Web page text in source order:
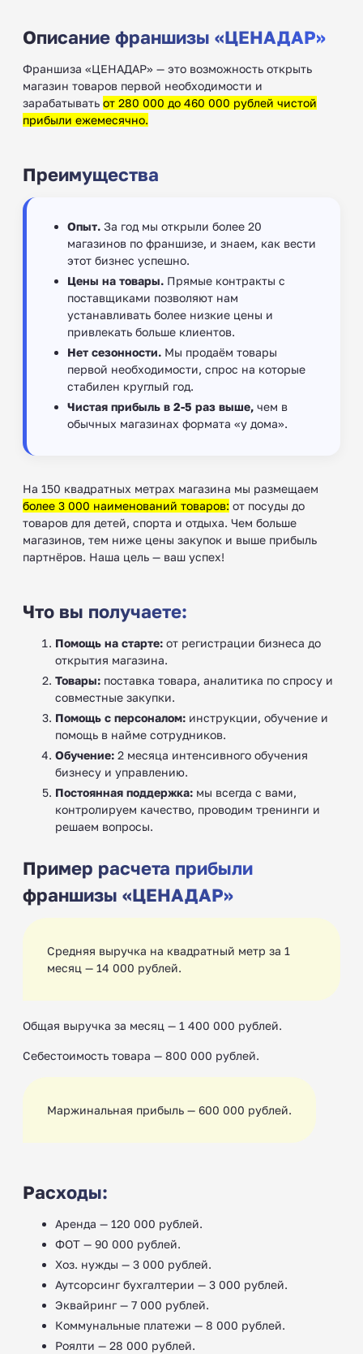
Описание франшизы «ЦЕНАДАР»
Франшиза «ЦЕНАДАР» — это возможность открыть
магазин товаров первой необходимости и
зарабатывать от 280 000 до 460 000 рублей чистой
прибыли ежемесячно.
Преимущества
Опыт. За год мы открыли более 20
магазинов по франшизе, и знаем, как вести
этот бизнес успешно.
Цены на товары. Прямые контракты с
поставщиками позволяют нам
устанавливать более низкие цены и
привлекать больше клиентов.
Нет сезонности. Мы продаём товары
первой необходимости, спрос на которые
стабилен круглый год.
Чистая прибыль в 2-5 раз выше, чем в
обычных магазинах формата «у дома».
На 150 квадратных метрах магазина мы размещаем
более 3 000 наименований товаров: от посуды до
товаров для детей, спорта и отдыха. Чем больше
магазинов, тем ниже цены закупок и выше прибыль
партнёров. Наша цель — ваш успех!
Что вы получаете:
Помощь на старте: от регистрации бизнеса до
открытия магазина.
Товары: поставка товара, аналитика по спросу и
совместные закупки.
Помощь с персоналом: инструкции, обучение и
помощь в найме сотрудников.
Обучение: 2 месяца интенсивного обучения
бизнесу и управлению.
Постоянная поддержка: мы всегда с вами,
контролируем качество, проводим тренинги и
решаем вопросы.
Пример расчета прибыли
франшизы «ЦЕНАДАР»
Средняя выручка на квадратный метр за 1
месяц — 14 000 рублей.
Общая выручка за месяц — 1 400 000 рублей.
Себестоимость товара — 800 000 рублей.
Маржинальная прибыль — 600 000 рублей.
Расходы:
Аренда — 120 000 рублей.
ФОТ — 90 000 рублей.
Хоз. нужды — 3 000 рублей.
Аутсорсинг бухгалтерии — 3 000 рублей.
Эквайринг — 7 000 рублей.
Коммунальные платежи — 8 000 рублей.
Роялти — 28 000 рублей.